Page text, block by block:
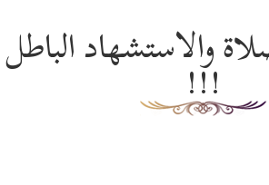
والاستشهاد الباطل
!!!